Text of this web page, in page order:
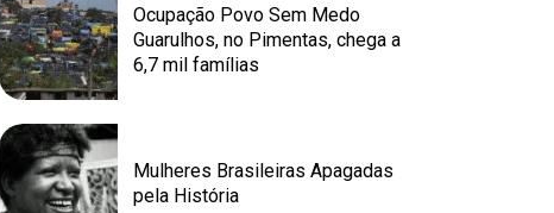
Ocupação Povo Sem Medo
Guarulhos, no Pimentas, chega a
6,7 mil famílias
Mulheres Brasileiras Apagadas
pela História